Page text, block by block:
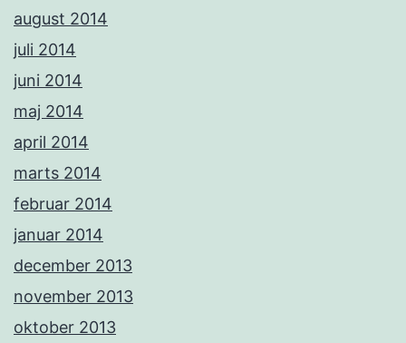
august 2014
juli 2014
juni 2014
maj 2014
april 2014
marts 2014
februar 2014
januar 2014
december 2013
november 2013
oktober 2013